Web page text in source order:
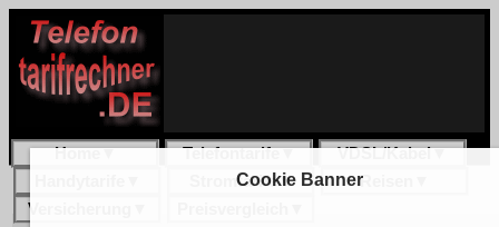
Home▼ Telefontarife▼ VDSL/Kabel▼
Stromtarife▼ Reisen
Versicherung
Cookie Banner